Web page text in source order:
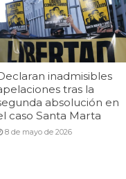
inadmisibles
tras la
absolución en
caso Santa Marta
8 de mayo de 2026